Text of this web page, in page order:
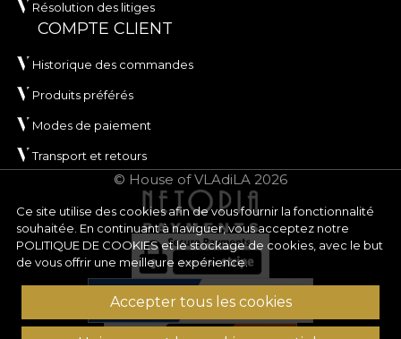
Ce site utilise des cookies afin de vous fournir la fonctionnalité
souhaitée. En continuant à naviguer, vous acceptez notre
POLITIQUE DE COOKIESet le stockage de cookies, avec le but
de vous offrir une meilleure expérience.
Accepter tous les cookies
Résolution des litiges
COMPTE CLIENT
Historique des commandes
Produits préférés
Modes de paiement
Transport et retours
© House of VLAdiLA 2026